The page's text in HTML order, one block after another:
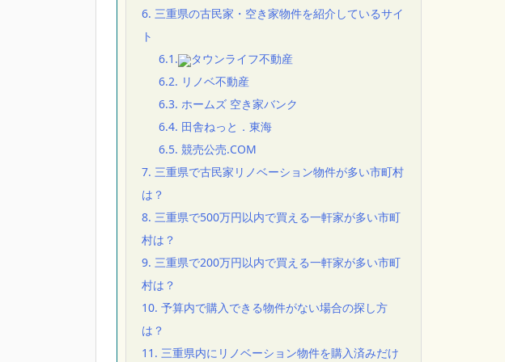
6. 三重県の古民家・空き家物件を紹介しているサイ
ト
6.1.
タウンライフ不動産
6.2. リノベ不動産
6.3. ホームズ 空き家バンク
6.4. 田舎ねっと．東海
6.5. 競売公売.COM
7. 三重県で古民家リノベーション物件が多い市町村
は？
8. 三重県で500万円以内で買える一軒家が多い市町
村は？
9. 三重県で200万円以内で買える一軒家が多い市町
村は？
10. 予算内で購入できる物件がない場合の探し方
は？
11. 三重県内にリノベーション物件を購入済みだけ